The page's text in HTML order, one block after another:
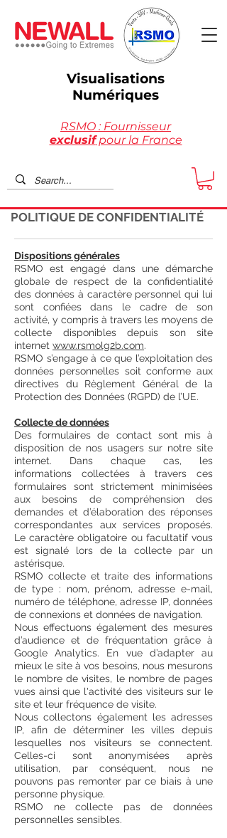
Visualisations
Numériques
RSMO : Fournisseur
exclusifpour la France
POLITIQUE DE CONFIDENTIALITÉ
Dispositions générales
RSMO est engagé dans une démarche
globale de respect de la confidentialité
des données à caractère personnel qui lui
sont confiées dans le cadre de son
activité, y compris à travers les moyens de
collecte disponibles depuis son site
internet www.rsmolg2b.com.
RSMO s’engage à ce que l’exploitation des
données personnelles soit conforme aux
directives du Règlement Général de la
Protection des Données (RGPD) de l’UE.
Collecte de données
Des formulaires de contact sont mis à
disposition de nos usagers sur notre site
internet. Dans chaque cas, les
informations collectées à travers ces
formulaires sont strictement minimisées
aux besoins de compréhension des
demandes et d’élaboration des réponses
correspondantes aux services proposés.
Le caractère obligatoire ou facultatif vous
est signalé lors de la collecte par un
astérisque.
RSMO collecte et traite des informations
de type : nom, prénom, adresse e-mail,
numéro de téléphone, adresse IP, données
de connexions et données de navigation.
Nous effectuons également des mesures
d’audience et de fréquentation grâce à
Google Analytics. En vue d’adapter au
mieux le site à vos besoins, nous mesurons
le nombre de visites, le nombre de pages
vues ainsi que l'activité des visiteurs sur le
site et leur fréquence de visite.
Nous collectons également les adresses
IP, afin de déterminer les villes depuis
lesquelles nos visiteurs se connectent.
Celles-ci sont anonymisées après
utilisation, par conséquent, nous ne
pouvons pas remonter par ce biais à une
personne physique.
RSMO ne collecte pas de données
personnelles sensibles.